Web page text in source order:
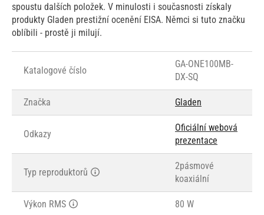
spoustu dalších položek. V minulosti i současnosti získaly
produkty Gladen prestižní ocenění EISA. Němci si tuto značku
oblíbili - prostě ji milují.
Katalogové číslo
GA-ONE100MB-
DX-SQ
Značka Gladen
Odkazy
Oficiální webová
prezentace
Typ reproduktorů
2pásmové
koaxiální
Výkon RMS 80 W